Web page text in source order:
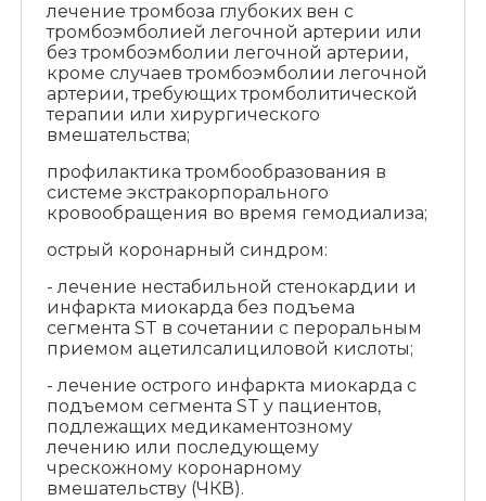
лечение тромбоза глубоких вен с
тромбоэмболией легочной артерии или
без тромбоэмболии легочной артерии,
кроме случаев тромбоэмболии легочной
артерии, требующих тромболитической
терапии или хирургического
вмешательства;
профилактика тромбообразования в
системе экстракорпорального
кровообращения во время гемодиализа;
острый коронарный синдром:
- лечение нестабильной стенокардии и
инфаркта миокарда без подъема
сегмента ST в сочетании с пероральным
приемом ацетилсалициловой кислоты;
- лечение острого инфаркта миокарда с
подъемом сегмента ST у пациентов,
подлежащих медикаментозному
лечению или последующему
чрескожному коронарному
вмешательству (ЧКВ).